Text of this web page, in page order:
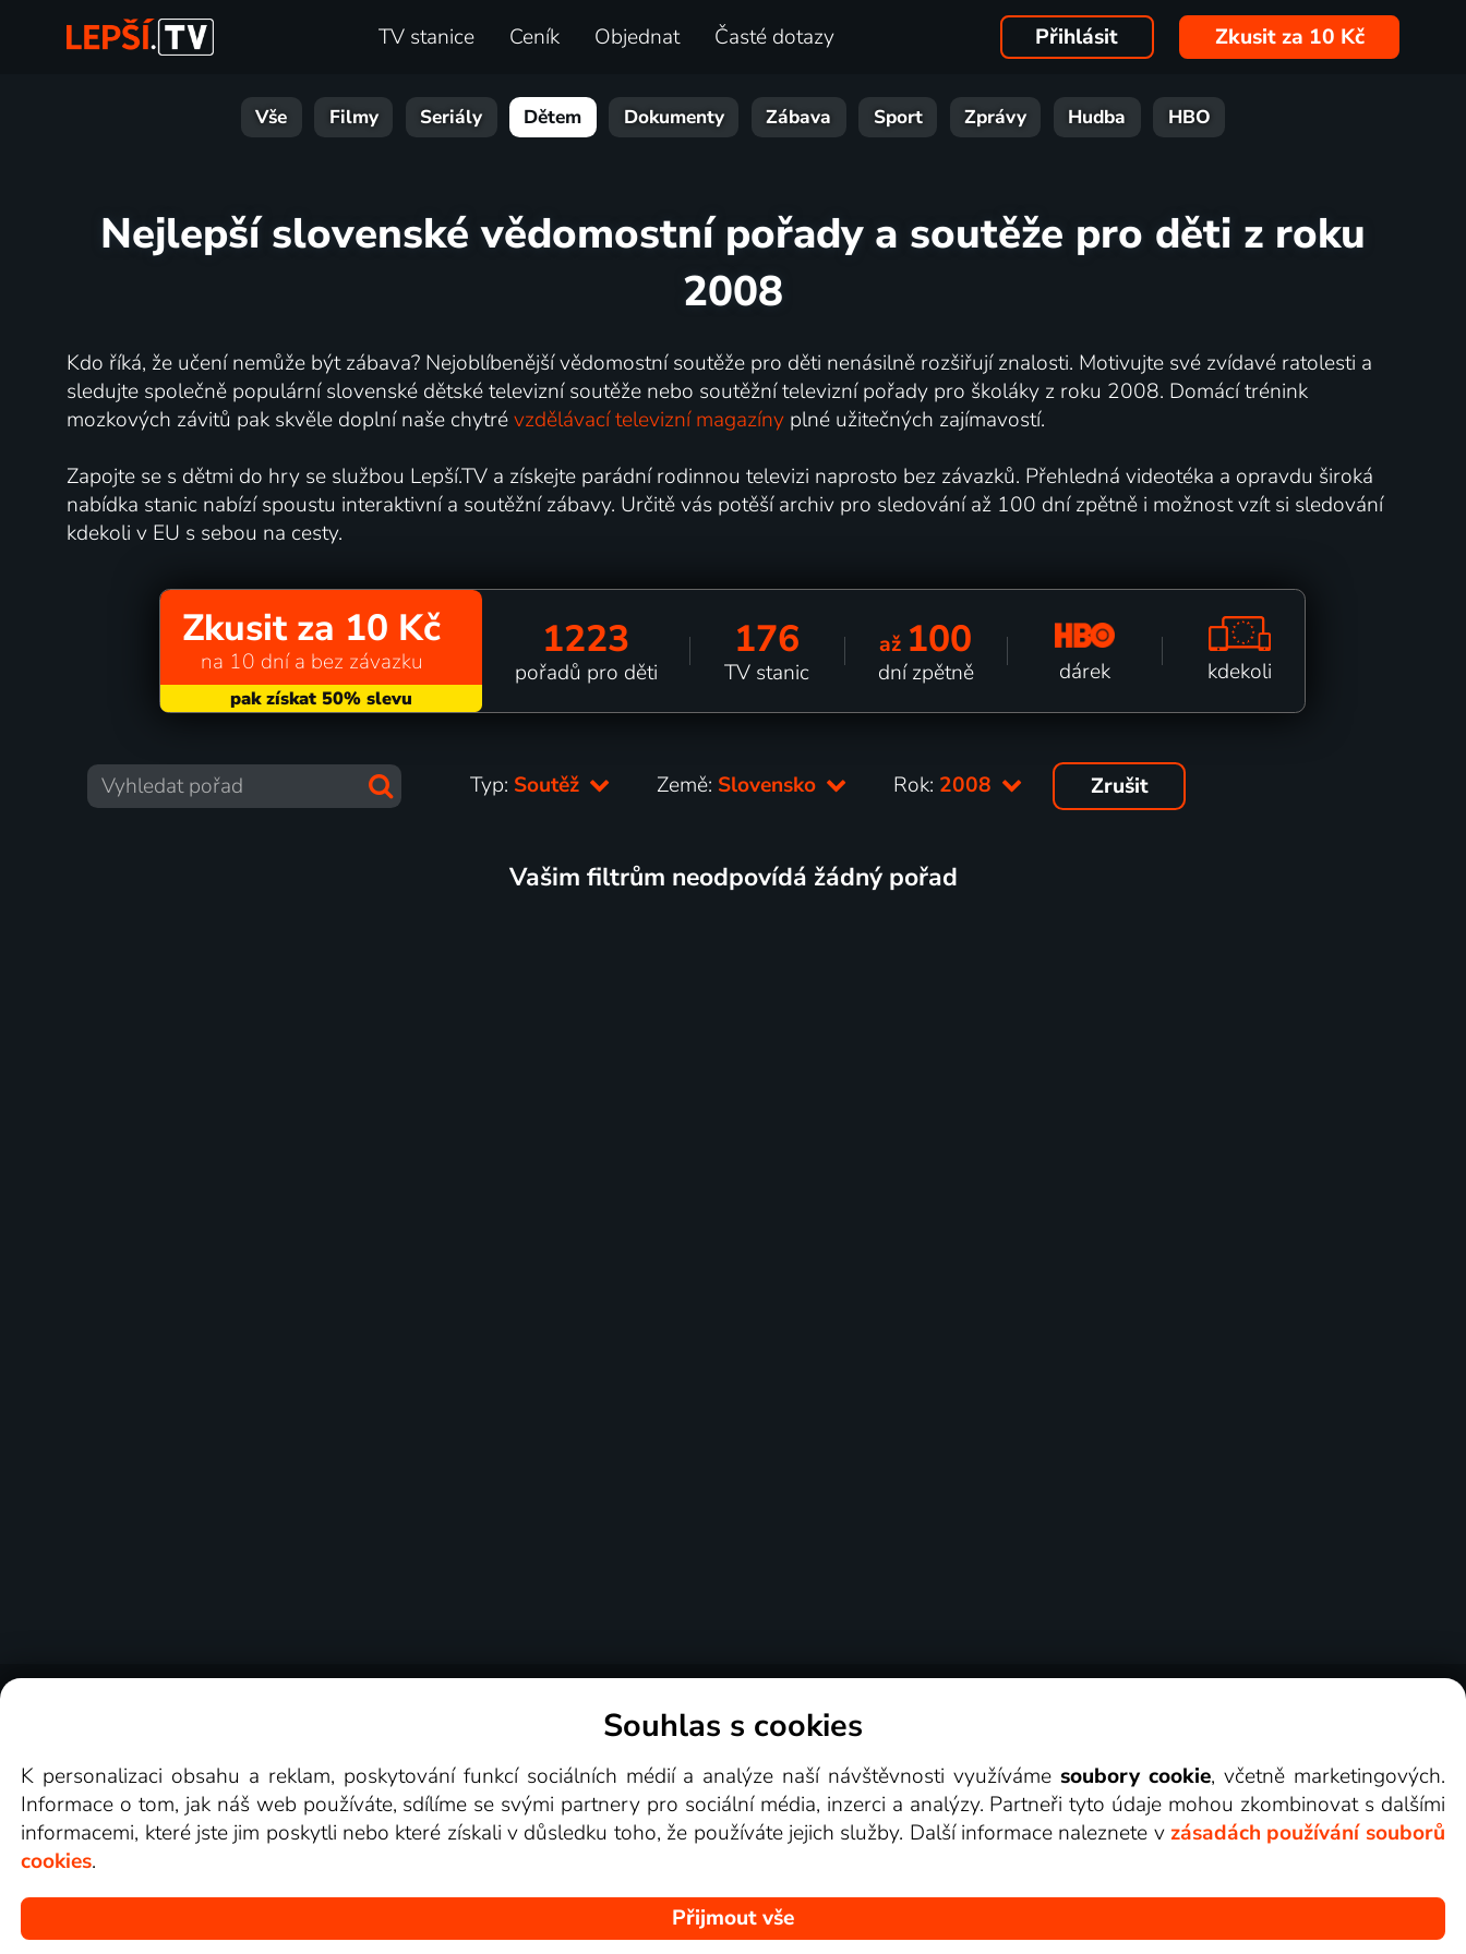
TV stanice Ceník Objednat Časté dotazy Přihlásit Zkusit za 10 Kč
Vše Filmy Seriály Dětem Dokumenty Zábava Sport Zprávy Hudba HBO
Nejlepší slovenské vědomostní pořady a soutěže pro děti z roku
2008
Kdo říká, že učení nemůže být zábava? Nejoblíbenější vědomostní soutěže pro děti nenásilně rozšiřují znalosti. Motivujte své zvídavé ratolesti a
sledujte společně populární slovenské dětské televizní soutěže nebo soutěžní televizní pořady pro školáky z roku 2008. Domácí trénink
mozkových závitů pak skvěle doplní naše chytrévzdělávací televizní magazínyplné užitečných zajímavostí.
Zapojte se s dětmi do hry se službou Lepší.TV a získejte parádní rodinnou televizi naprosto bez závazků. Přehledná videotéka a opravdu široká
nabídka stanic nabízí spoustu interaktivní a soutěžní zábavy. Určitě vás potěší archiv pro sledování až 100 dní zpětně i možnost vzít si sledování
kdekoli v EU s sebou na cesty.
Zkusit za 10 Kč
na 10 dní a bez závazku 1223
pořadů pro děti
176
TV stanic
až 100
dní zpětně dárek kdekoli
Typ: Soutěž Země: Slovensko Rok: 2008 Zrušit
Vašim filtrům neodpovídá žádný pořad
Videotéka
Souhlas s cookies
K personalizaci obsahu a reklam, poskytování funkcí sociálních médií a analýze naší návštěvnosti využívámesoubory cookie, včetně marketingových.
Informace o tom, jak náš web používáte, sdílíme se svými partnery pro sociální média, inzerci a analýzy. Partneři tyto údaje mohou zkombinovat s dalšími
informacemi, které jste jim poskytli nebo které získali v důsledku toho, že používáte jejich služby. Další informace naleznete v zásadách používání souborů
cookies.
Přijmout vše